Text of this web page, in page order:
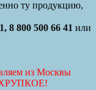
ту продукцию,
8 800 500 66 41 или
из Москвы
ХРУПКОЕ!